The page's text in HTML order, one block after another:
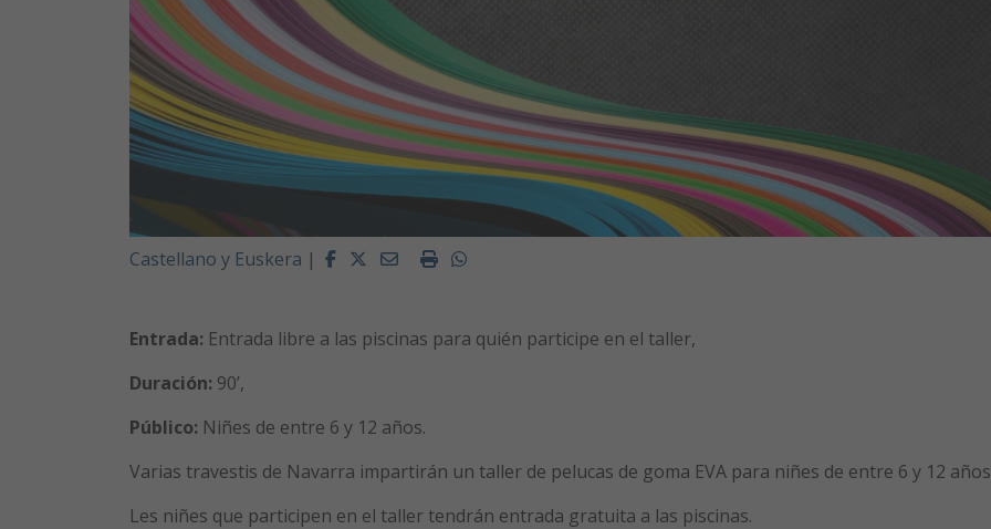
Castellano y Euskera | FacebookTwitterEmailImprimirWhatsapp
Entrada: Entrada libre a las piscinas para quién participe en el taller,
Duración: 90’,
Público: Niñes de entre 6 y 12 años.
Varias travestis de Navarra impartirán un taller de pelucas de goma EVA para niñes de entre 6 y 12
Les niñes que participen en el taller tendrán entrada gratuita a las piscinas.